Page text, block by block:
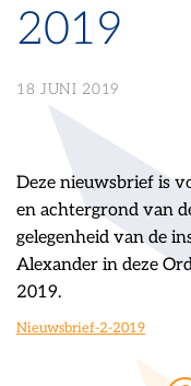
2019
18 JUNI 2019
Deze nieuwsbrief is
en achtergrond van
gelegenheid van de
Alexander in deze
2019.
Nieuwsbrief-2-2019